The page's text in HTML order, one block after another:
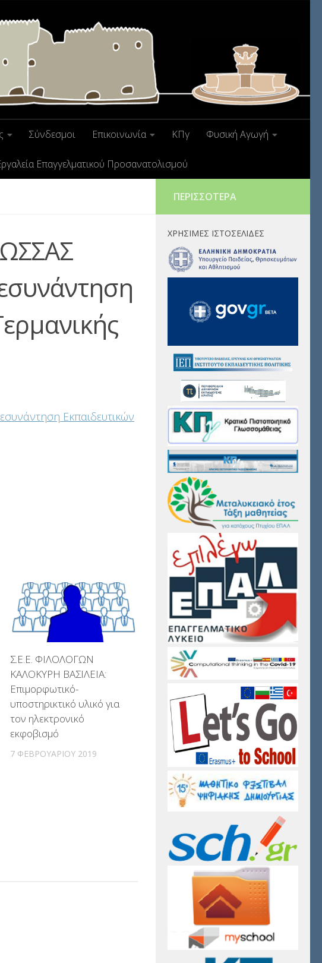
Σύνδεσμοι Επικοινωνία ΚΠγ Φυσική Αγωγή
Επαγγελματικού Προσανατολισμού
Εκπαιδευτικών
Σ.Ε.Ε. ΦΙΛΟΛΟΓΩΝ
ΚΑΛΟΚΥΡΗ ΒΑΣΙΛΕΙΑ:
Επιμορφωτικό-
υποστηρικτικό υλικό για
τον ηλεκτρονικό
εκφοβισμό
7 ΦΕΒΡΟΥΑΡΊΟΥ 2019
ΠΕΡΙΣΣΌΤΕΡΑ
ΧΡΉΣΙΜΕΣ ΙΣΤΟΣΕΛΊΔΕΣ